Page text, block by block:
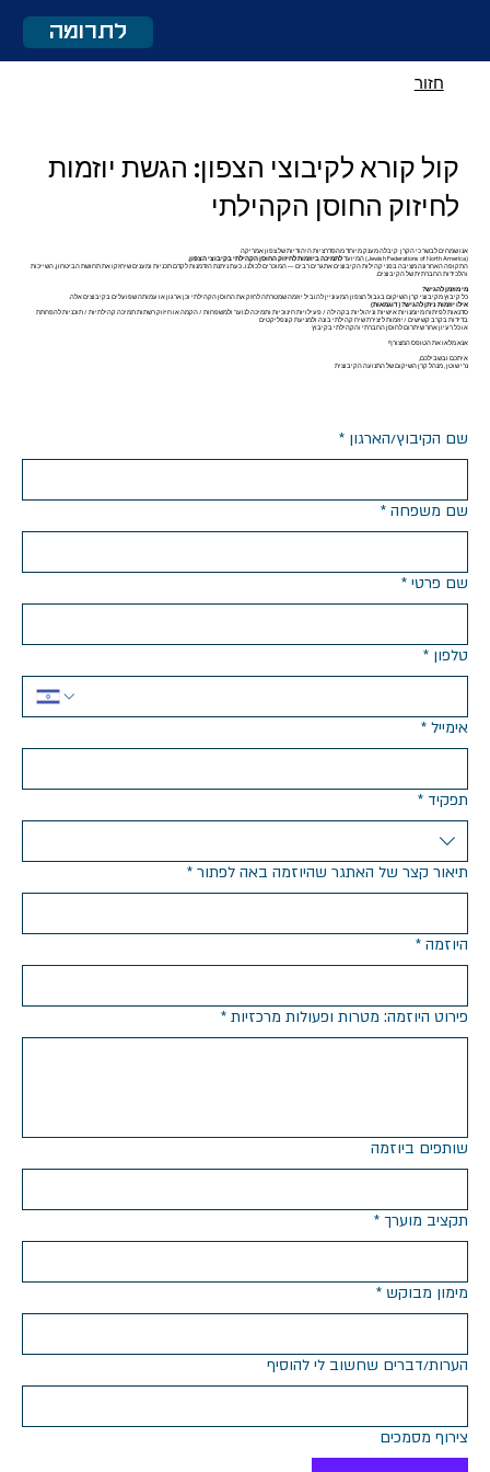
לתרומה
חזור
קול קורא לקיבוצי הצפון: הגשת יוזמות
לחיזוק החוסן הקהילתי
אנו שמחים לבשר כי הקרן קיבלה מענק מיוחד מהפדרציות היהודיות של צפון אמריקה
(Jewish Federations of North America) המיועד
לתמיכה ביוזמות לחיזוק החוסן הקהילתי בקיבוצי הצפון.
התקופה האחרונה מציבה בפני קהילות הקיבוצים אתגרים רבים — המוכרים לכולנו.. כעת ניתנת הזדמנות לקדם תכניות ומענים שיחזקו את תחושת הביטחון, השייכות
והלכידות החברתית של הקיבוצים.
מי מוזמן להגיש?
כל קיבוץ מקיבוצי קרן השיקום בגבול הצפון המעוניין להוביל יוזמה שמטרתה לחזק את החוסן הקהילתי וכן ארגון או עמותה שפועלים בקיבוצים אלה.
אילו יוזמות ניתן להגיש? (דוגמאות)
סדנאות לפיתוח מיומנויות אישיות וניהוליות בקהילה / פעילויות חינוכיות ותמיכה לנוער ולמשפחות / הקמה או חיזוק רשתות תמיכה קהילתיות / תוכניות להפחתת
בדידות בקרב קשישים /יוזמות ליצירת שיח קהילתי בונה ולמניעת קונפליקטים
או כל רעיון אחר שיתרום לחוסן החברתי והקהילתי בקיבוץ
אנא מלאו את הטופס המצורף
איתכם ובשבילכם,
נרי שוטן , מנהל קרן השיקום של התנועה הקיבוצית
שם הקיבוץ/הארגון *
שם משפחה *
שם פרטי *
טלפון *
אימייל *
תפקיד *
תיאור קצר של האתגר שהיוזמה באה לפתור *
היוזמה *
פירוט היוזמה: מטרות ופעולות מרכזיות *
שותפים ביוזמה
תקציב מוערך *
מימון מבוקש *
הערות/דברים שחשוב לי להוסיף
צירוף מסמכים